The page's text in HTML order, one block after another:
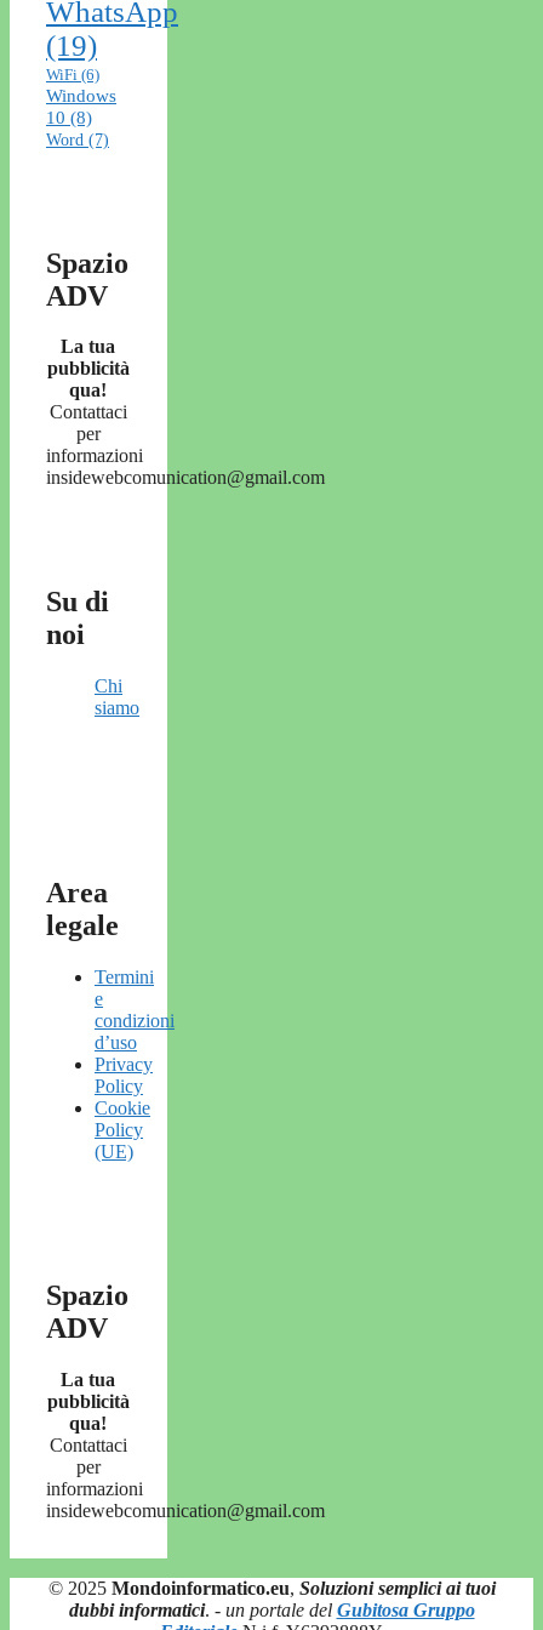
WhatsApp
(19)
WiFi (6)
Windows
10 (8)
Word (7)
Spazio
ADV
La tua
pubblicità
qua!
Contattaci
per
informazioni
insidewebcomunication@gmail.com
Su di
noi
Chi
siamo
Area
legale
Termini
e
condizioni
d’uso
Privacy
Policy
Cookie
Policy
(UE)
Spazio
ADV
La tua
pubblicità
qua!
Contattaci
per
informazioni
insidewebcomunication@gmail.com
© 2025 Mondoinformatico.eu, Soluzioni semplici ai tuoi
dubbi informatici. - un portale del Gubitosa Gruppo